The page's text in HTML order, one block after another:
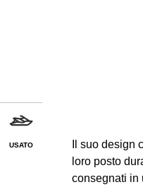
USATO
Il suo
loro posto
consegnati in